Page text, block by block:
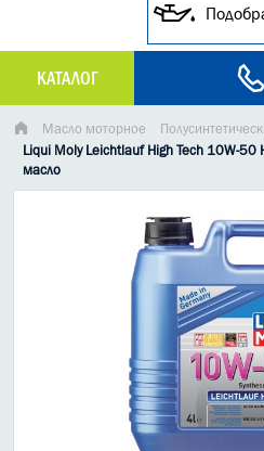
КАТАЛОГ
МАСЛО МОТОРНОЕ
ГРУЗОВЫЕ МАСЛА
ГИДРАВЛИЧЕСКИЕ МАСЛА
МАСЛО В КОРОБКУ
КОНСИСТЕНТНАЯ СМАЗКА
ИНДУСТРИАЛЬНЫЕ МАСЛА
Масло моторное
Liqui Moly Leichtlauf High Tech 10W-50
масло